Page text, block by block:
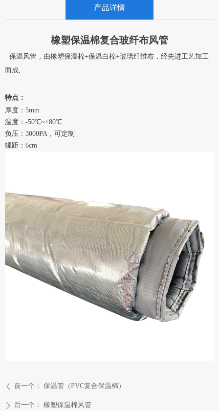
橡塑保温棉复合玻纤布风管
保温风管，由橡塑保温棉+保温白棉+玻璃纤维布，经先进工艺加工
而成,
特点：
厚度：5mm
温度：-50℃~+80℃
负压：3000PA，可定制
螺距：6cm
产品详情
ꄴ 前一个： 保温管（PVC复合保温棉）
ꄲ 后一个： 橡塑保温棉风管